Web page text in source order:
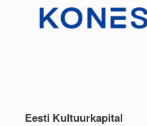
Eesti Kultuurkapital